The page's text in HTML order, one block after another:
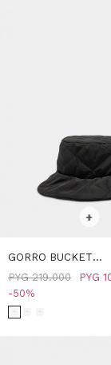
+
GORRO BUCKET
ACOLCHADO DE
NEGRO
PYG
PYG 219.000
50